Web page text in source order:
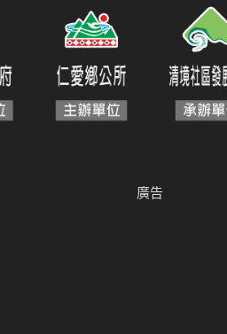
廣告